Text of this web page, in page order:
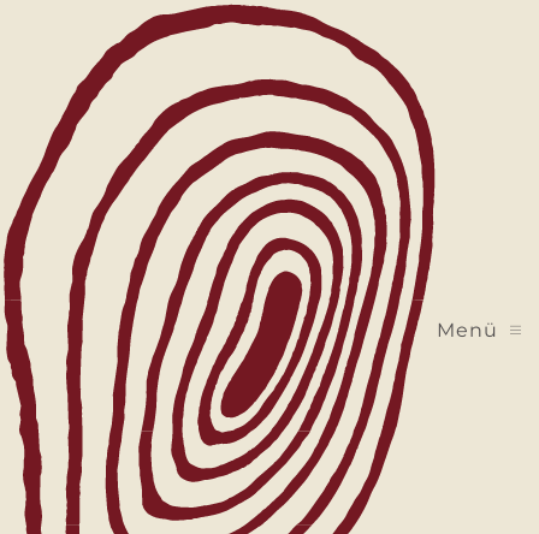
Zum Hauptinhalt springen
Menü